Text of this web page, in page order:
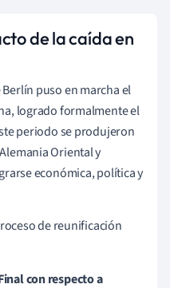
de la caída en
puso en marcha el
logrado formalmente el
periodo se produjeron
Oriental y
económica, política y
de reunificación
con respecto a